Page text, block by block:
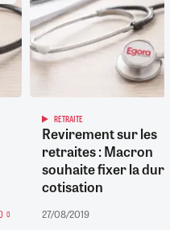
0
RETRAITE
Revirement sur les
retraites : Macron
souhaite fixer la
cotisation
27/08/2019